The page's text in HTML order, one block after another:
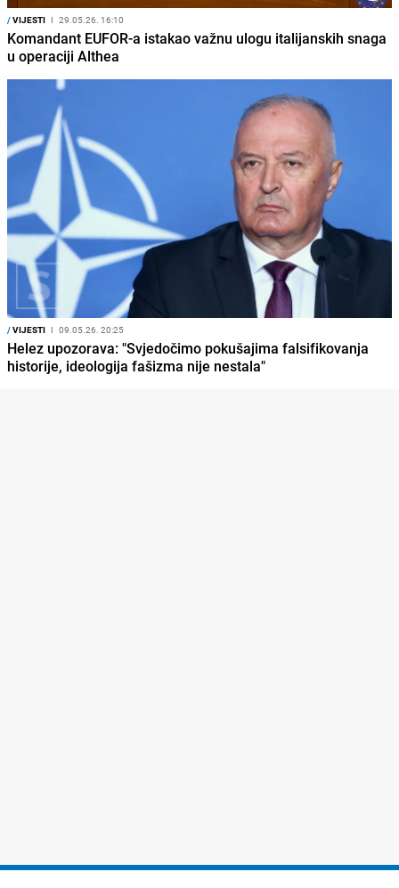
/VIJESTI I 29.05.26. 16:10
Komandant EUFOR-a istakao važnu ulogu italijanskih snaga
u operaciji Althea
/VIJESTI I 09.05.26. 20:25
Helez upozorava: "Svjedočimo pokušajima falsifikovanja
historije, ideologija fašizma nije nestala"